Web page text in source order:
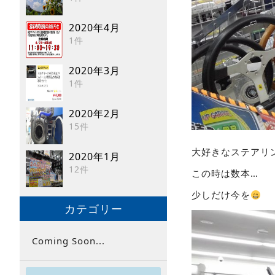
2020年4月
1件
2020年3月
1件
2020年2月
15件
2020年1月
12件
カテゴリー
Coming Soon...
大好きなステアリ
この時は数本…
少しだけ今を